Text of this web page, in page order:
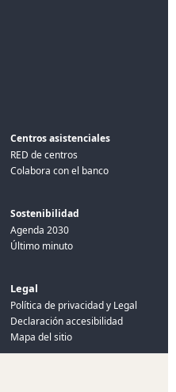
Centros asistenciales
RED de centros
Colabora con el banco
Sostenibilidad
Agenda 2030
Último minuto
Legal
Política de privacidad y Legal
Declaración accesibilidad
Mapa del sitio